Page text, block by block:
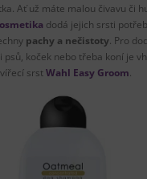
Ať už máte malou čivavu či
dodá jejich srsti
pachy a nečistoty. Pro
psů, koček nebo třeba koní je
srstWahl Easy Groom.